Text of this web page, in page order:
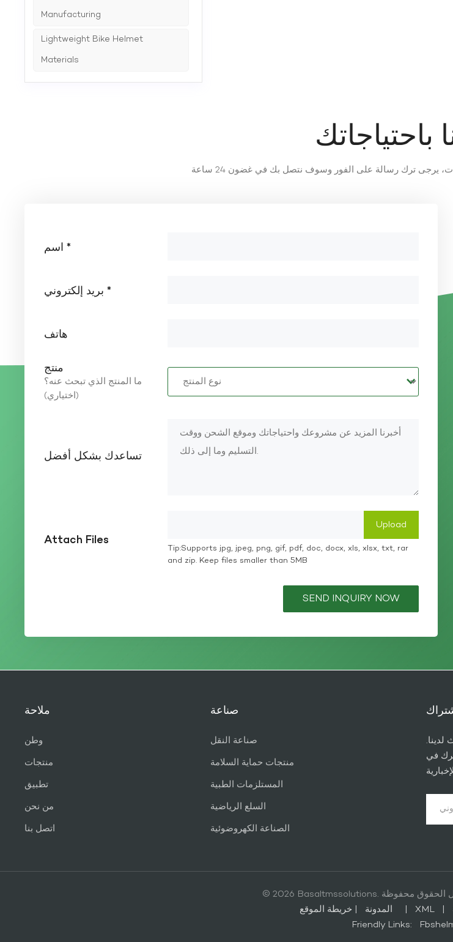
Manufacturing
Lightweight Bike Helmet
Materials
باحتياجاتك
اسم *
بريد إلكتروني *
هاتف
منتج
ما المنتج الذي تبحث عنه؟
(اختياري)
تساعدك بشكل أفضل
Attach Files
Tip:Supports jpg, jpeg, png, gif, pdf, doc, docx, xls, xlsx, txt, rar
and zip. Keep files smaller than 5MB
SEND INQUIRY NOW
ملاحة
وطن
منتجات
تطبيق
من نحن
اتصل بنا
صناعة
صناعة النقل
منتجات حماية السلامة
المستلزمات الطبية
السلع الرياضية
الصناعة الكهروضوئية
لدينا.
في
المدونة
XML
Friendly Links: